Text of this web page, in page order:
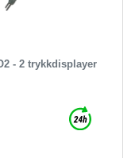
- 2 trykkdisplayer